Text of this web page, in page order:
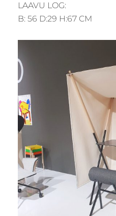
LAAVU LOG:
B: 56 D:29 H:67 CM